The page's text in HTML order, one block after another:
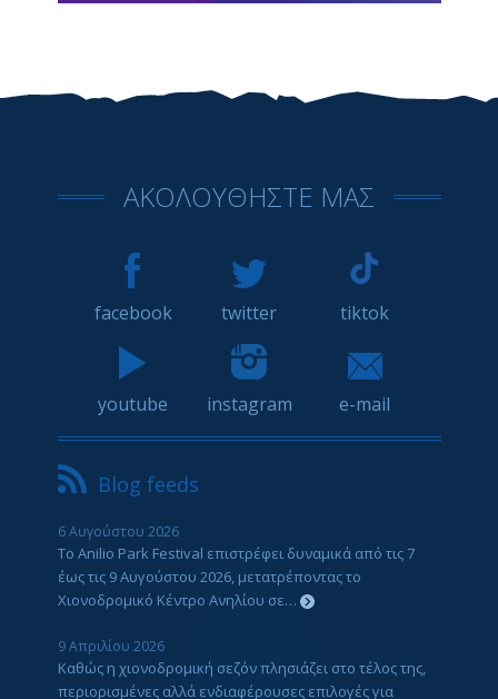
ΑΚΟΛΟΥΘΗΣΤΕ ΜΑΣ
facebook twitter tiktok
youtube instagram e-mail
Blog feeds
6 Αυγούστου 2026
Το Anilio Park Festival επιστρέφει δυναμικά από τις 7
έως τις 9 Αυγούστου 2026, μετατρέποντας το
Χιονοδρομικό Κέντρο Ανηλίου σε…
9 Απριλίου 2026
Καθώς η χιονοδρομική σεζόν πλησιάζει στο τέλος της,
περιορισμένες αλλά ενδιαφέρουσες επιλογές για